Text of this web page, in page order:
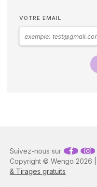
VOTRE EMAIL
Copyright © Wengo 2026 |
& Tirages gratuits
Suivez-nous sur